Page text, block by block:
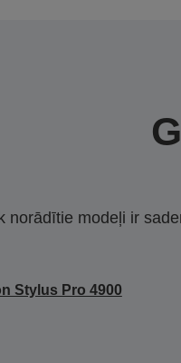
norādītie modeļi ir
Stylus Pro 4900